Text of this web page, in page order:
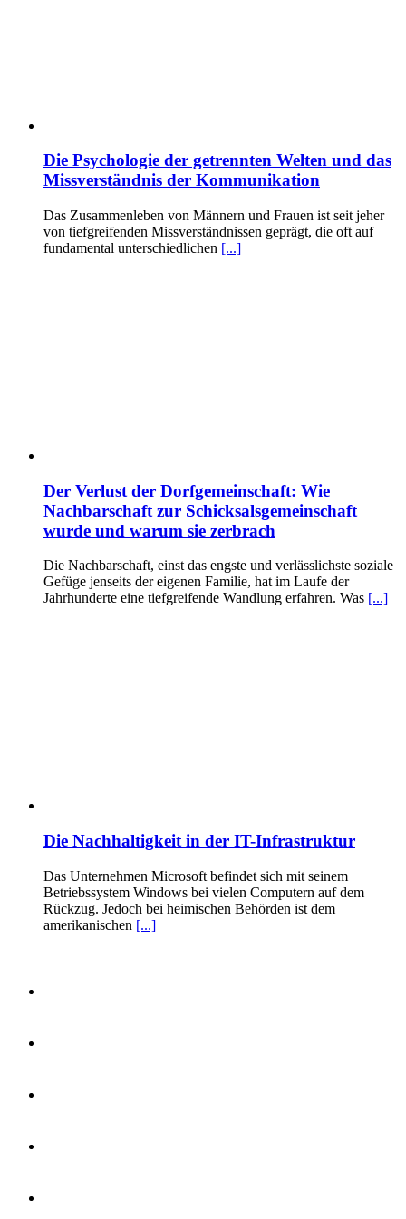
Die Psychologie der getrennten Welten und das
Missverständnis der Kommunikation
Das Zusammenleben von Männern und Frauen ist seit jeher
von tiefgreifenden Missverständnissen geprägt, die oft auf
fundamental unterschiedlichen [...]
Der Verlust der Dorfgemeinschaft: Wie
Nachbarschaft zur Schicksalsgemeinschaft
wurde und warum sie zerbrach
Die Nachbarschaft, einst das engste und verlässlichste soziale
Gefüge jenseits der eigenen Familie, hat im Laufe der
Jahrhunderte eine tiefgreifende Wandlung erfahren. Was [...]
Die Nachhaltigkeit in der IT-Infrastruktur
Das Unternehmen Microsoft befindet sich mit seinem
Betriebssystem Windows bei vielen Computern auf dem
Rückzug. Jedoch bei heimischen Behörden ist dem
amerikanischen [...]